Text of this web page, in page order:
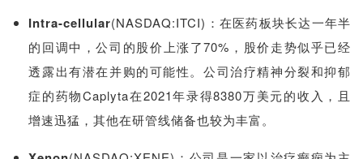
投
平
Intra-cellular(NASDAQ:ITCI)：在医药板块长达一年半
的回调中，公司的股价上涨了70%，股价走势似乎已经
透露出有潜在并购的可能性。公司治疗精神分裂和抑郁
症的药物Caplyta在2021年录得8380万美元的收入，且
增速迅猛，其他在研管线储备也较为丰富。